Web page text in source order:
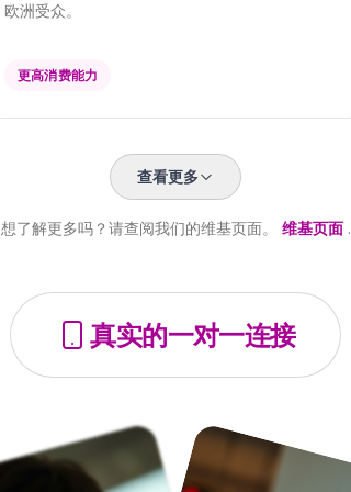
欧洲受众。
更高消费能力
查看更多
想了解更多吗？请查阅我们的维基页面。 维基页面.
真实的一对一连接